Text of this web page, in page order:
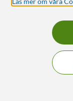
Ljusprojektor
8 häftiga
För inom- och